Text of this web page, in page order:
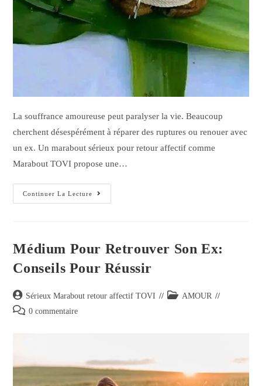
La souffrance amoureuse peut paralyser la vie. Beaucoup
cherchent désespérément à réparer des ruptures ou renouer avec
un ex. Un marabout sérieux pour retour affectif comme
Marabout TOVI propose une…
Continuer La Lecture
Médium Pour Retrouver Son Ex:
Conseils Pour Réussir
Sérieux Marabout retour affectif TOVI
AMOUR
0 commentaire